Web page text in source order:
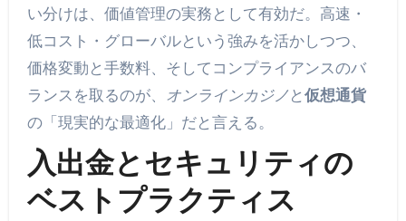
い分けは、価値管理の実務として有効だ。高速・
低コスト・グローバルという強みを活かしつつ、
価格変動と手数料、そしてコンプライアンスのバ
ランスを取るのが、
オンラインカジノ と 仮想通貨
の「現実的な最適化」だと言える。
入出金とセキュリティの
ベストプラクティス